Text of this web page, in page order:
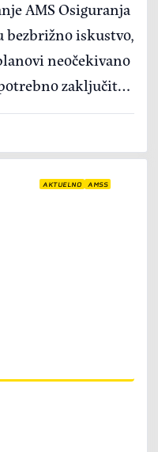
AMS Osiguranja
bezbrižno iskustvo,
neočekivano
zaključiti
online kupovini
AKTUELNO AMSS